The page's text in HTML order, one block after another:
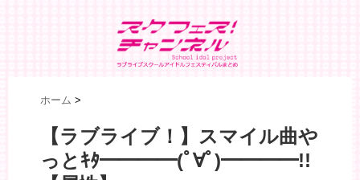
ホーム >
【ラブライブ！】スマイル曲や
っとｷﾀ━━━━(ﾟ∀ﾟ)━━━━!!